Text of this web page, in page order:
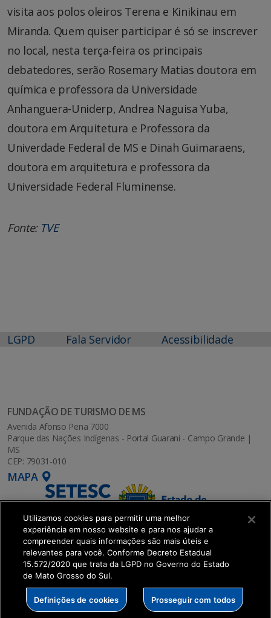
visita aos polos oleiros Terena e Kinikinau em
Miranda. Quem quiser participar é só se inscrever
no local, nesta terça-feira os principais
debatedores, serão Rosemary Matias doutora em
química e professora da Universidade
Anhanguera-Uniderp, Andrea Naguisa Yuba,
doutora em Arquitetura e Professora da
Univerdade Federal de MS e Dinah Guimaraens,
doutora em arquitetura e professora da
Universidade Federal Fluminense.
Fonte: TVE
LGPD Fala Servidor Acessibilidade
FUNDAÇÃO DE TURISMO DE MS
Avenida Afonso Pena 7000
Parque das Nações Indígenas - Portal Guarani - Campo Grande |
MS
CEP: 79031-010
MAPA
SETDIG | Secretaria-Executiva de Transformação
Digital
Utilizamos cookies para permitir uma melhor
experiência em nosso website e para nos ajudar a
compreender quais informações são mais úteis e
relevantes para você. Conforme Decreto Estadual
15.572/2020 que trata da LGPD no Governo do Estado
de Mato Grosso do Sul.
Definições de cookies Prosseguir com todos